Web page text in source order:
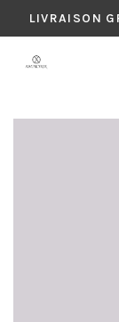
LIVRAISON